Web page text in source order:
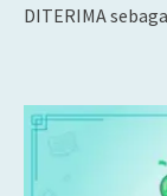
DITERIMA